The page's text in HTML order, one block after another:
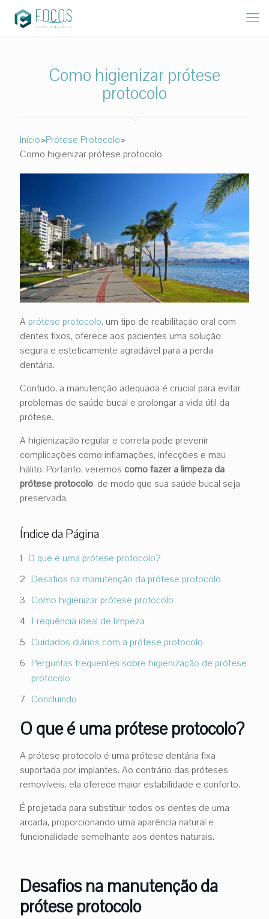
Como higienizar prótese
protocolo
Início>Prótese Protocolo>
Como higienizar prótese protocolo
Aprótese protocolo, um tipo de reabilitação oral com
dentes fixos, oferece aos pacientes uma solução
segura e esteticamente agradável para a perda
dentária.
Contudo, a manutenção adequada é crucial para evitar
problemas de saúde bucal e prolongar a vida útil da
prótese.
A higienização regular e correta pode prevenir
complicações como inflamações, infecções e mau
hálito. Portanto, veremos como fazer a limpeza da
prótese protocolo, de modo que sua saúde bucal seja
preservada.
Índice da Página
O que é uma prótese protocolo?
Desafios na manutenção da prótese protocolo
Como higienizar prótese protocolo
Frequência ideal de limpeza
Cuidados diários com a prótese protocolo
Perguntas frequentes sobre higienização de prótese
protocolo
Concluindo
O que é uma prótese protocolo?
A prótese protocolo é uma prótese dentária fixa
suportada por implantes. Ao contrário das próteses
removíveis, ela oferece maior estabilidade e conforto.
É projetada para substituir todos os dentes de uma
arcada, proporcionando uma aparência natural e
funcionalidade semelhante aos dentes naturais.
Desafios na manutenção da
prótese protocolo